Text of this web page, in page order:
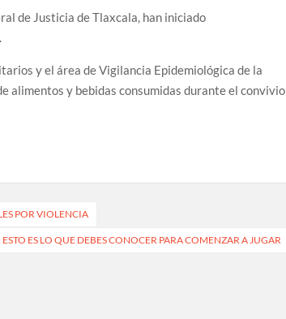
de Justicia de Tlaxcala, han iniciado
y el área de Vigilancia Epidemiológica de la
alimentos y bebidas consumidas durante el convivio
POR VIOLENCIA
ES LO QUE DEBES CONOCER PARA COMENZAR A JUGAR